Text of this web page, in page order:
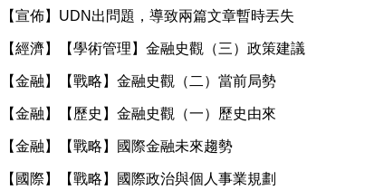
【宣佈】UDN出問題，導致兩篇文章暫時丟失
【經濟】【學術管理】金融史觀（三）政策建議
【金融】【戰略】金融史觀（二）當前局勢
【金融】【歷史】金融史觀（一）歷史由來
【金融】【戰略】國際金融未來趨勢
【國際】【戰略】國際政治與個人事業規劃